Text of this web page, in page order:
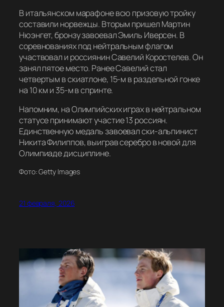
В итальянском марафоне всю призовую тройку
составили норвежцы. Вторым пришел Мартин
Нюэнгет, бронзу завоевал Эмиль Иверсен. В
соревнованиях под нейтральным флагом
участвовал и россиянин Савелий Коростелев. Он
занял пятое место. Ранее Савелий стал
четвертым в скиатлоне, 15-м в раздельной гонке
на 10 км и 35-м в спринте.
Напомним, на Олимпийских играх в нейтральном
статусе принимают участие 13 россиян.
Единственную медаль завоевал ски-альпинист
Никита Филиппов, выиграв серебро в новой для
Олимпиаде дисциплине.
Фото: Getty Images
21 февраля, 2026